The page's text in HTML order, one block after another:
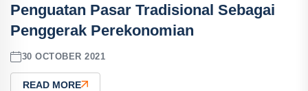
Penguatan Pasar Tradisional Sebagai
Penggerak Perekonomian
30 OCTOBER 2021
READ MORE